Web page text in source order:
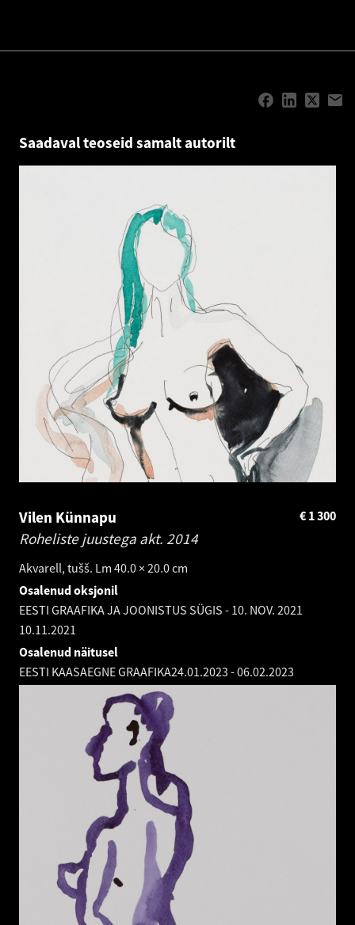
Saadaval teoseid samalt autorilt
Vilen Künnapu
Roheliste juustega akt. 2014
Akvarell, tušš. Lm 40.0 × 20.0 cm
1 300
€
Osalenud oksjonil
EESTI GRAAFIKA JA JOONISTUS SÜGIS - 10. NOV. 2021
10.11.2021
Osalenud näitusel
EESTI KAASAEGNE GRAAFIKA24.01.2023 -06.02.2023